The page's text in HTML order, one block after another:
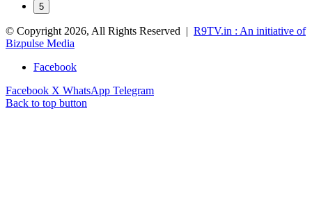
5
© Copyright 2026, All Rights Reserved | R9TV.in : An initiative of
Bizpulse Media
Facebook
Facebook X WhatsApp Telegram
Back to top button